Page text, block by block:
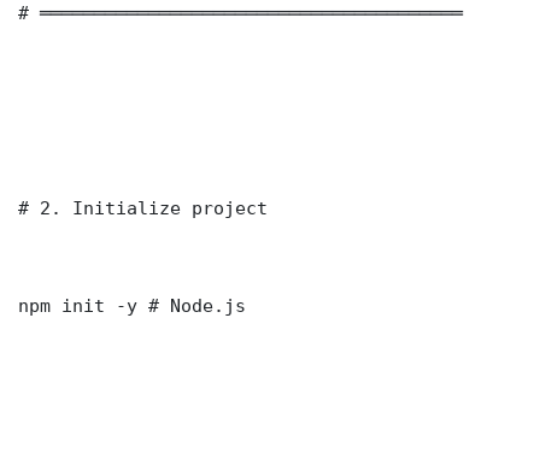
# ═══════════════════════════════════════
# 2. Initialize project
npm init -y # Node.js